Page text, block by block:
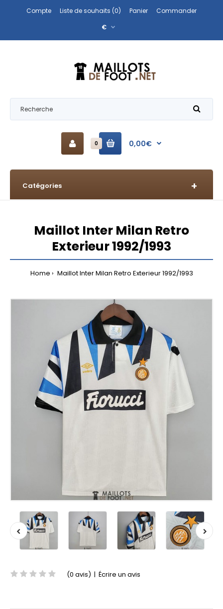
Compte Liste de souhaits (0) Panier
Commander
€
0 0,00€
Catégories
Maillot Inter Milan Retro
Exterieur 1992/1993
Home Maillot Inter Milan Retro Exterieur 1992/1993
(0 avis) | Écrire un avis